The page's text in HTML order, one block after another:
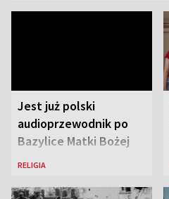
Jest już polski
audioprzewodnik po
Bazylice Matki Bożej
Większej w Rzymie
RELIGIA